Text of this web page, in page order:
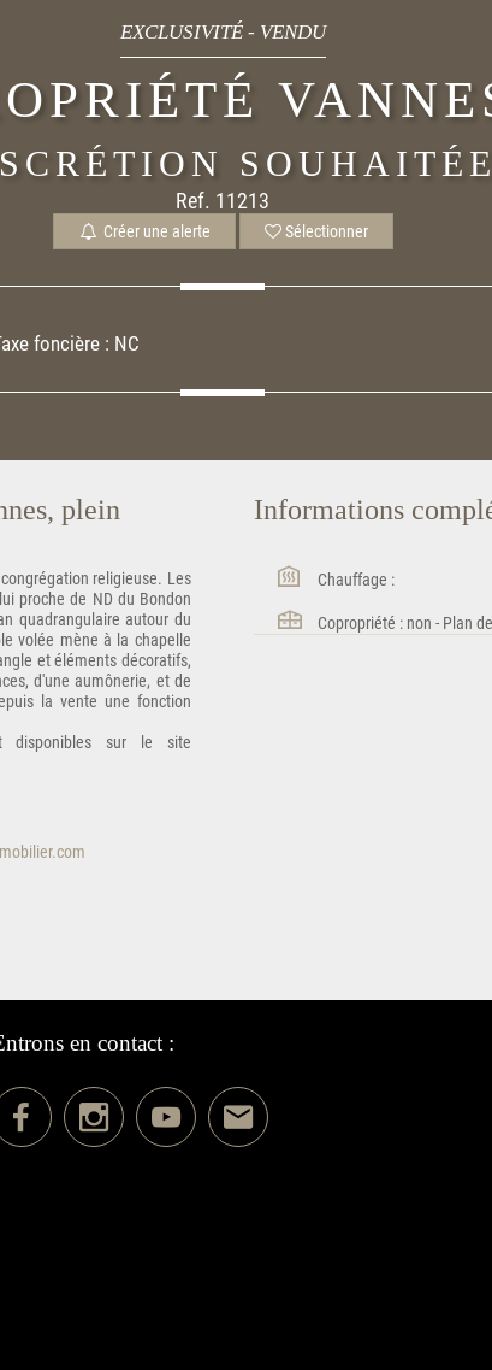
EXCLUSIVITÉ- VENDU
Ref. 11213
Créer une alerte Sélectionner
foncière : NC
plein
religieuse. Les
proche de ND du Bondon
quadrangulaire autour du
volée mène à la chapelle
et éléments décoratifs,
d'une aumônerie, et de
la vente une fonction
disponibles sur le site
Informations
Chauffage :
Copropriété : non - Plan
en contact :